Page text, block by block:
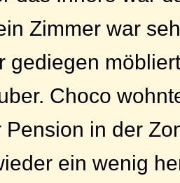
Zimmer war
gediegen
Choco
Pension in der
ein wenig